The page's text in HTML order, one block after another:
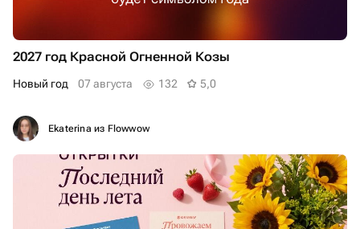
2027 год Красной Огненной Козы
Новый год 07 августа 132 5,0
Ekaterina из Flowwow